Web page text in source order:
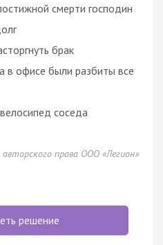
смерти господин
брак
в офисе были разбиты все
соседа
права ООО «Легион»
решение